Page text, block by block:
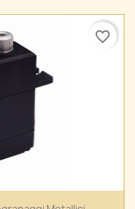
favorite_border